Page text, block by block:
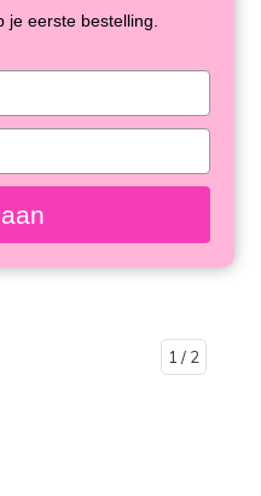
1 / 2
je eerste bestelling.